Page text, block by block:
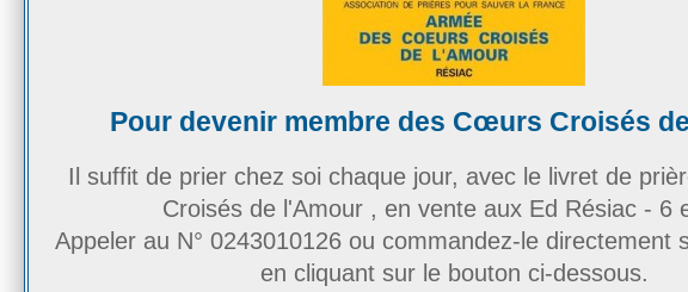
Pour devenir membre des Cœurs Croisés
Il suffit de prier chez soi chaque jour, avec le livret de
Croisés de l'Amour , en vente aux Ed Résiac - 6
Appeler au N° 0243010126 ou commandez-le directement
en cliquant sur le bouton ci-dessous.